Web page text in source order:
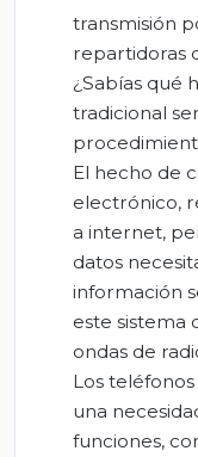
transmisión
repartidoras
¿Sabías qué
tradicional
El hecho de
electrónico,
a internet,
datos
información
este sistema
ondas de
Los
una
funciones,